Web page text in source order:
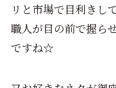
リと市場で目利きし
職人が目の前で握ら
ですね☆